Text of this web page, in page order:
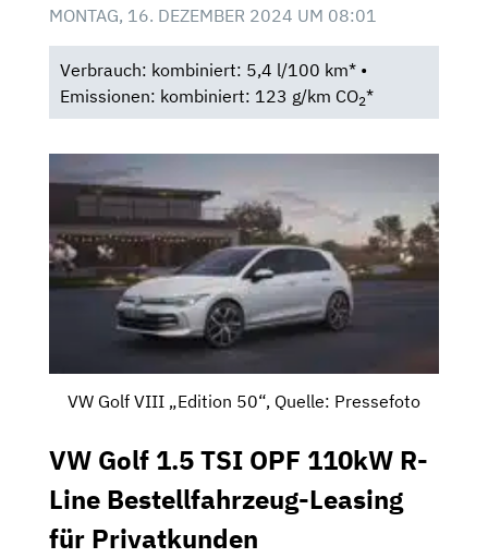
MONTAG, 16. DEZEMBER 2024 UM 08:01
Verbrauch: kombiniert: 5,4 l/100 km* •
Emissionen: kombiniert: 123 g/km CO2*
VW Golf VIII „Edition 50“, Quelle: Pressefoto
VW Golf 1.5 TSI OPF 110kW R-
Line Bestellfahrzeug-Leasing
für Privatkunden